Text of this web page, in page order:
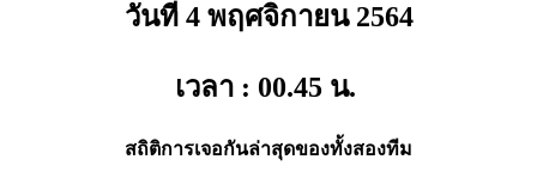
วันที่ 4 พฤศจิกายน2564
เวลา : 00.45 น.
สถิติการเจอกันล่าสุดของทั้งสองทีม